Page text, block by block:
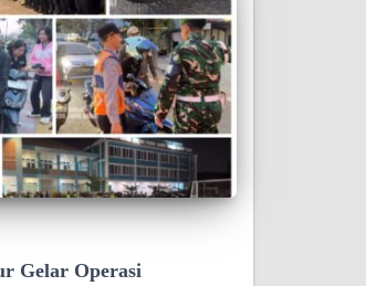
Gelar Operasi